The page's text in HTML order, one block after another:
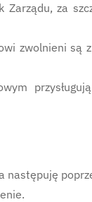
Zarządu, za
zwolnieni są
następuję